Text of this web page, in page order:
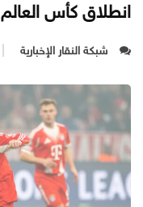
انطلاق كأس العالم
شبكة النقار الإخبارية